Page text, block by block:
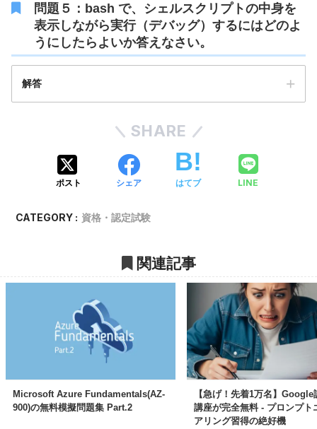
#!/bin/bash
echo -n age:; read age
if [ $age -ge 20 ]; then
else
問題５：bash で、シェルスクリプトの中身を
表示しながら実行（デバッグ）するにはどのよ
うにしたらよいか答えなさい。
解答
SHARE
ポスト シェア はてブ LINE
CATEGORY : 資格・認定試験
関連記事
Microsoft Azure Fundamentals(AZ-
900)の無料模擬問題集 Part.2
【急げ！先着1万名】Google
講座が完全無料 - プロンプト
アリング習得の絶好機